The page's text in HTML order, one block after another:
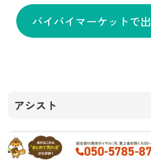
バイバイマーケットで
アシスト